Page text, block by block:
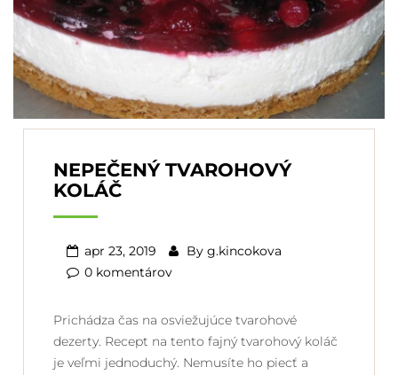
NEPEČENÝ TVAROHOVÝ
KOLÁČ
apr 23, 2019 By g.kincokova
0 komentárov
Prichádza čas na osviežujúce tvarohové
dezerty. Recept na tento fajný tvarohový koláč
je veľmi jednoduchý. Nemusíte ho piecť a